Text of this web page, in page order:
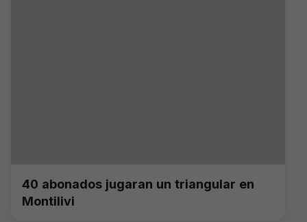
40 abonados jugaran un triangular en
Montilivi